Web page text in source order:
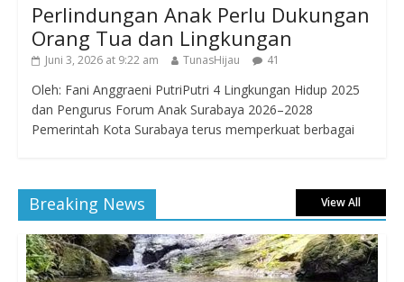
Perlindungan Anak Perlu Dukungan
Orang Tua dan Lingkungan
Juni 3, 2026 at 9:22 am TunasHijau 41
Oleh: Fani Anggraeni PutriPutri 4 Lingkungan Hidup 2025
dan Pengurus Forum Anak Surabaya 2026–2028
Pemerintah Kota Surabaya terus memperkuat berbagai
Breaking News View All